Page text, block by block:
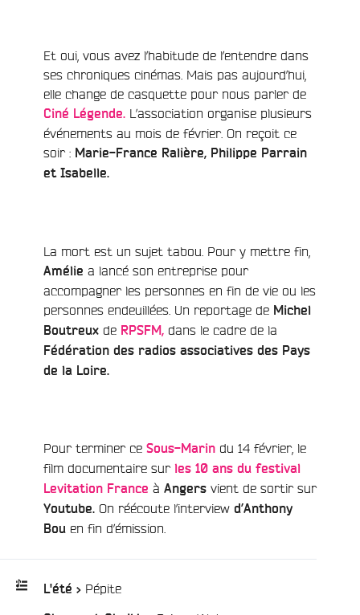
Et oui, vous avez l’habitude de l’entendre dans
ses chroniques cinémas. Mais pas aujourd’hui,
elle change de casquette pour nous parler de
Ciné Légende. L’association organise plusieurs
événements au mois de février. On reçoit ce
soir : Marie-France Ralière, Philippe Parrain
et Isabelle.
La mort est un sujet tabou. Pour y mettre fin,
Amélie a lancé son entreprise pour
accompagner les personnes en fin de vie ou les
personnes endeuillées. Un reportage de Michel
Boutreux de RPSFM, dans le cadre de la
Fédération des radios associatives des Pays
de la Loire.
Pour terminer ce Sous-Marin du 14 février, le
film documentaire surles 10 ans du festival
Levitation France à Angers vient de sortir sur
Youtube. On réécoute l’interview d’Anthony
Bou en fin d’émission.
L'été > Pépite/